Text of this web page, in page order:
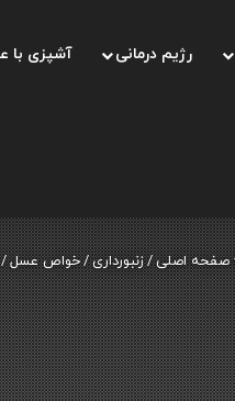
رژیم درمانی آشپزی با
صفحه اصلی/زنبورداری/خواص عسل/